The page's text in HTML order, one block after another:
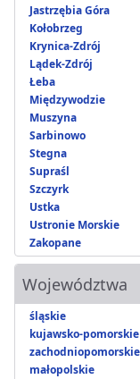
Jastrzębia Góra
Kołobrzeg
Krynica-Zdrój
Lądek-Zdrój
Łeba
Międzywodzie
Muszyna
Sarbinowo
Stegna
Supraśl
Szczyrk
Ustka
Ustronie Morskie
Zakopane
Województwa
śląskie
kujawsko-pomorskie
zachodniopomorskie
małopolskie